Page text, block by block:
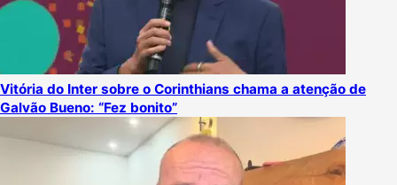
Vitória do Inter sobre o Corinthians chama a atenção de
Galvão Bueno: “Fez bonito”